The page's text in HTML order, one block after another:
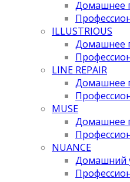
Домашнее
ILLUSTRIOUS
Домашнее
LINE REPAIR
Домашнее
MUSE
Домашнее
NUANCE
Домашний